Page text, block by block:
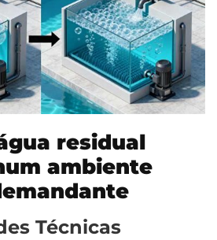
residual
ambiente
Técnicas